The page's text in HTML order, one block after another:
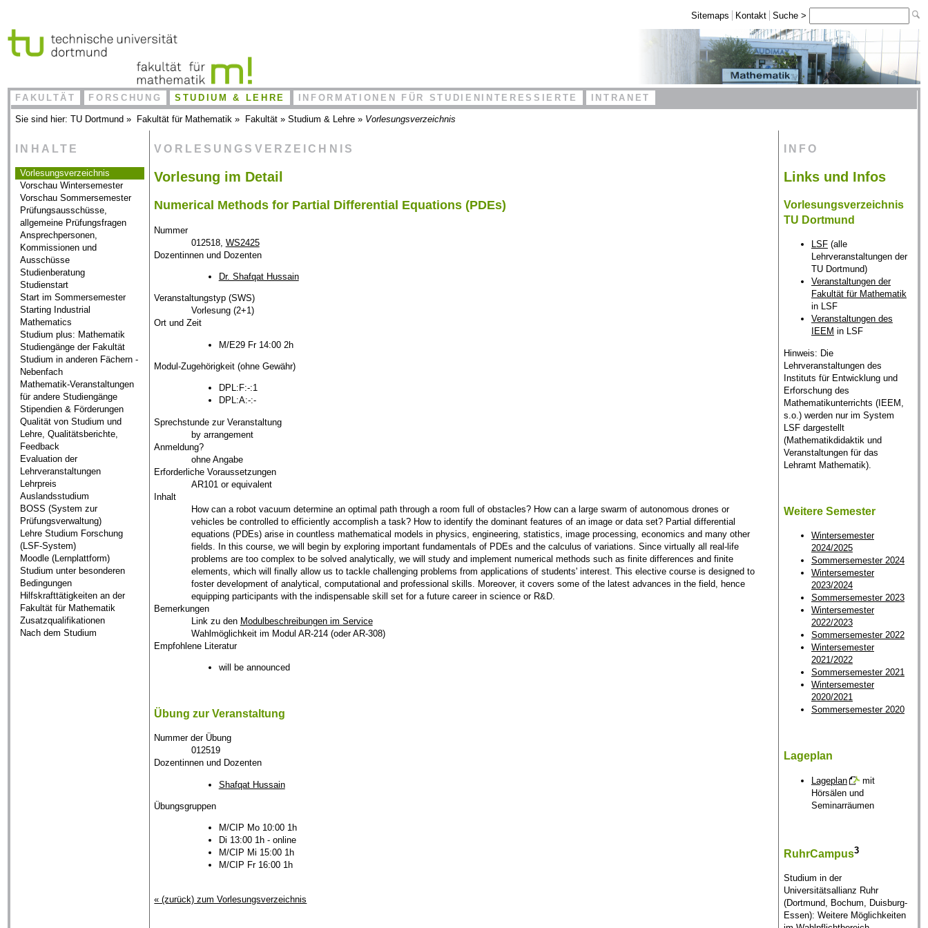
Sitemaps Kontakt Suche >
FAKULTÄT FORSCHUNG STUDIUM & LEHRE INFORMATIONEN FÜR STUDIENINTERESSIERTE INTRANET
Sie sind hier:TU Dortmund » Fakultät für Mathematik » Fakultät »Studium & Lehre » Vorlesungsverzeichnis
INHALTE
Vorlesungsverzeichnis
Vorschau Wintersemester
Vorschau Sommersemester
Prüfungsausschüsse,
allgemeine Prüfungsfragen
Ansprechpersonen,
Kommissionen und
Ausschüsse
Studienberatung
Studienstart
Start im Sommersemester
Starting Industrial
Mathematics
Studium plus: Mathematik
Studiengänge der Fakultät
Studium in anderen Fächern -
Nebenfach
Mathematik-Veranstaltungen
für andere Studiengänge
Stipendien & Förderungen
Qualität von Studium und
Lehre, Qualitätsberichte,
Feedback
Evaluation der
Lehrveranstaltungen
Lehrpreis
Auslandsstudium
BOSS (System zur
Prüfungsverwaltung)
Lehre Studium Forschung
(LSF-System)
Moodle (Lernplattform)
Studium unter besonderen
Bedingungen
Hilfskrafttätigkeiten an der
Fakultät für Mathematik
Zusatzqualifikationen
Nach dem Studium
VORLESUNGSVERZEICHNIS
Vorlesung im Detail
Numerical Methods for Partial Differential Equations (PDEs)
Nummer
012518, WS2425
Dozentinnen und Dozenten
Dr. Shafqat Hussain
Veranstaltungstyp (SWS)
Vorlesung (2+1)
Ort und Zeit
M/E29 Fr 14:00 2h
Modul-Zugehörigkeit (ohne Gewähr)
DPL:F:-:1
DPL:A:-:-
Sprechstunde zur Veranstaltung
by arrangement
Anmeldung?
ohne Angabe
Erforderliche Voraussetzungen
AR101 or equivalent
Inhalt
How can a robot vacuum determine an optimal path through a room full of obstacles? How can a large swarm of autonomous drones or
vehicles be controlled to efficiently accomplish a task? How to identify the dominant features of an image or data set? Partial differential
equations (PDEs) arise in countless mathematical models in physics, engineering, statistics, image processing, economics and many other
fields. In this course, we will begin by exploring important fundamentals of PDEs and the calculus of variations. Since virtually all real-life
problems are too complex to be solved analytically, we will study and implement numerical methods such as finite differences and finite
elements, which will finally allow us to tackle challenging problems from applications of students' interest. This elective course is designed to
foster development of analytical, computational and professional skills. Moreover, it covers some of the latest advances in the field, hence
equipping participants with the indispensable skill set for a future career in science or R&D.
Bemerkungen
Link zu den Modulbeschreibungen im Service
Wahlmöglichkeit im Modul AR-214 (oder AR-308)
Empfohlene Literatur
will be announced
Übung zur Veranstaltung
Nummer der Übung
012519
Dozentinnen und Dozenten
Shafqat Hussain
Übungsgruppen
M/CIP Mo 10:00 1h
Di 13:00 1h - online
M/CIP Mi 15:00 1h
M/CIP Fr 16:00 1h
« (zurück) zum Vorlesungsverzeichnis
INFO
Links und Infos
Vorlesungsverzeichnis
TU Dortmund
LSF(alle
Lehrveranstaltungen der
TU Dortmund)
Veranstaltungen der
Fakultät für Mathematik
in LSF
Veranstaltungen des
IEEM in LSF
Hinweis: Die
Lehrveranstaltungen des
Instituts für Entwicklung und
Erforschung des
Mathematikunterrichts (IEEM,
s.o.) werden nur im System
LSF dargestellt
(Mathematikdidaktik und
Veranstaltungen für das
Lehramt Mathematik).
Weitere Semester
Wintersemester
2024/2025
Sommersemester 2024
Wintersemester
2023/2024
Sommersemester 2023
Wintersemester
2022/2023
Sommersemester 2022
Wintersemester
2021/2022
Sommersemester 2021
Wintersemester
2020/2021
Sommersemester 2020
Lageplan
Lageplan
mit
Hörsälen und
Seminarräumen
RuhrCampus3
Studium in der
Universitätsallianz Ruhr
(Dortmund, Bochum, Duisburg-
Essen): Weitere Möglichkeiten